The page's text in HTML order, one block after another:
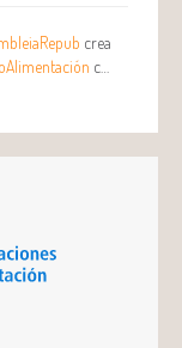
crea
c…